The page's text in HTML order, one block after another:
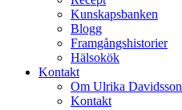
Kunskapsbanken
Blogg
Framgångshistorier
Hälsokök
Kontakt
Om Ulrika Davidsson
Kontakt